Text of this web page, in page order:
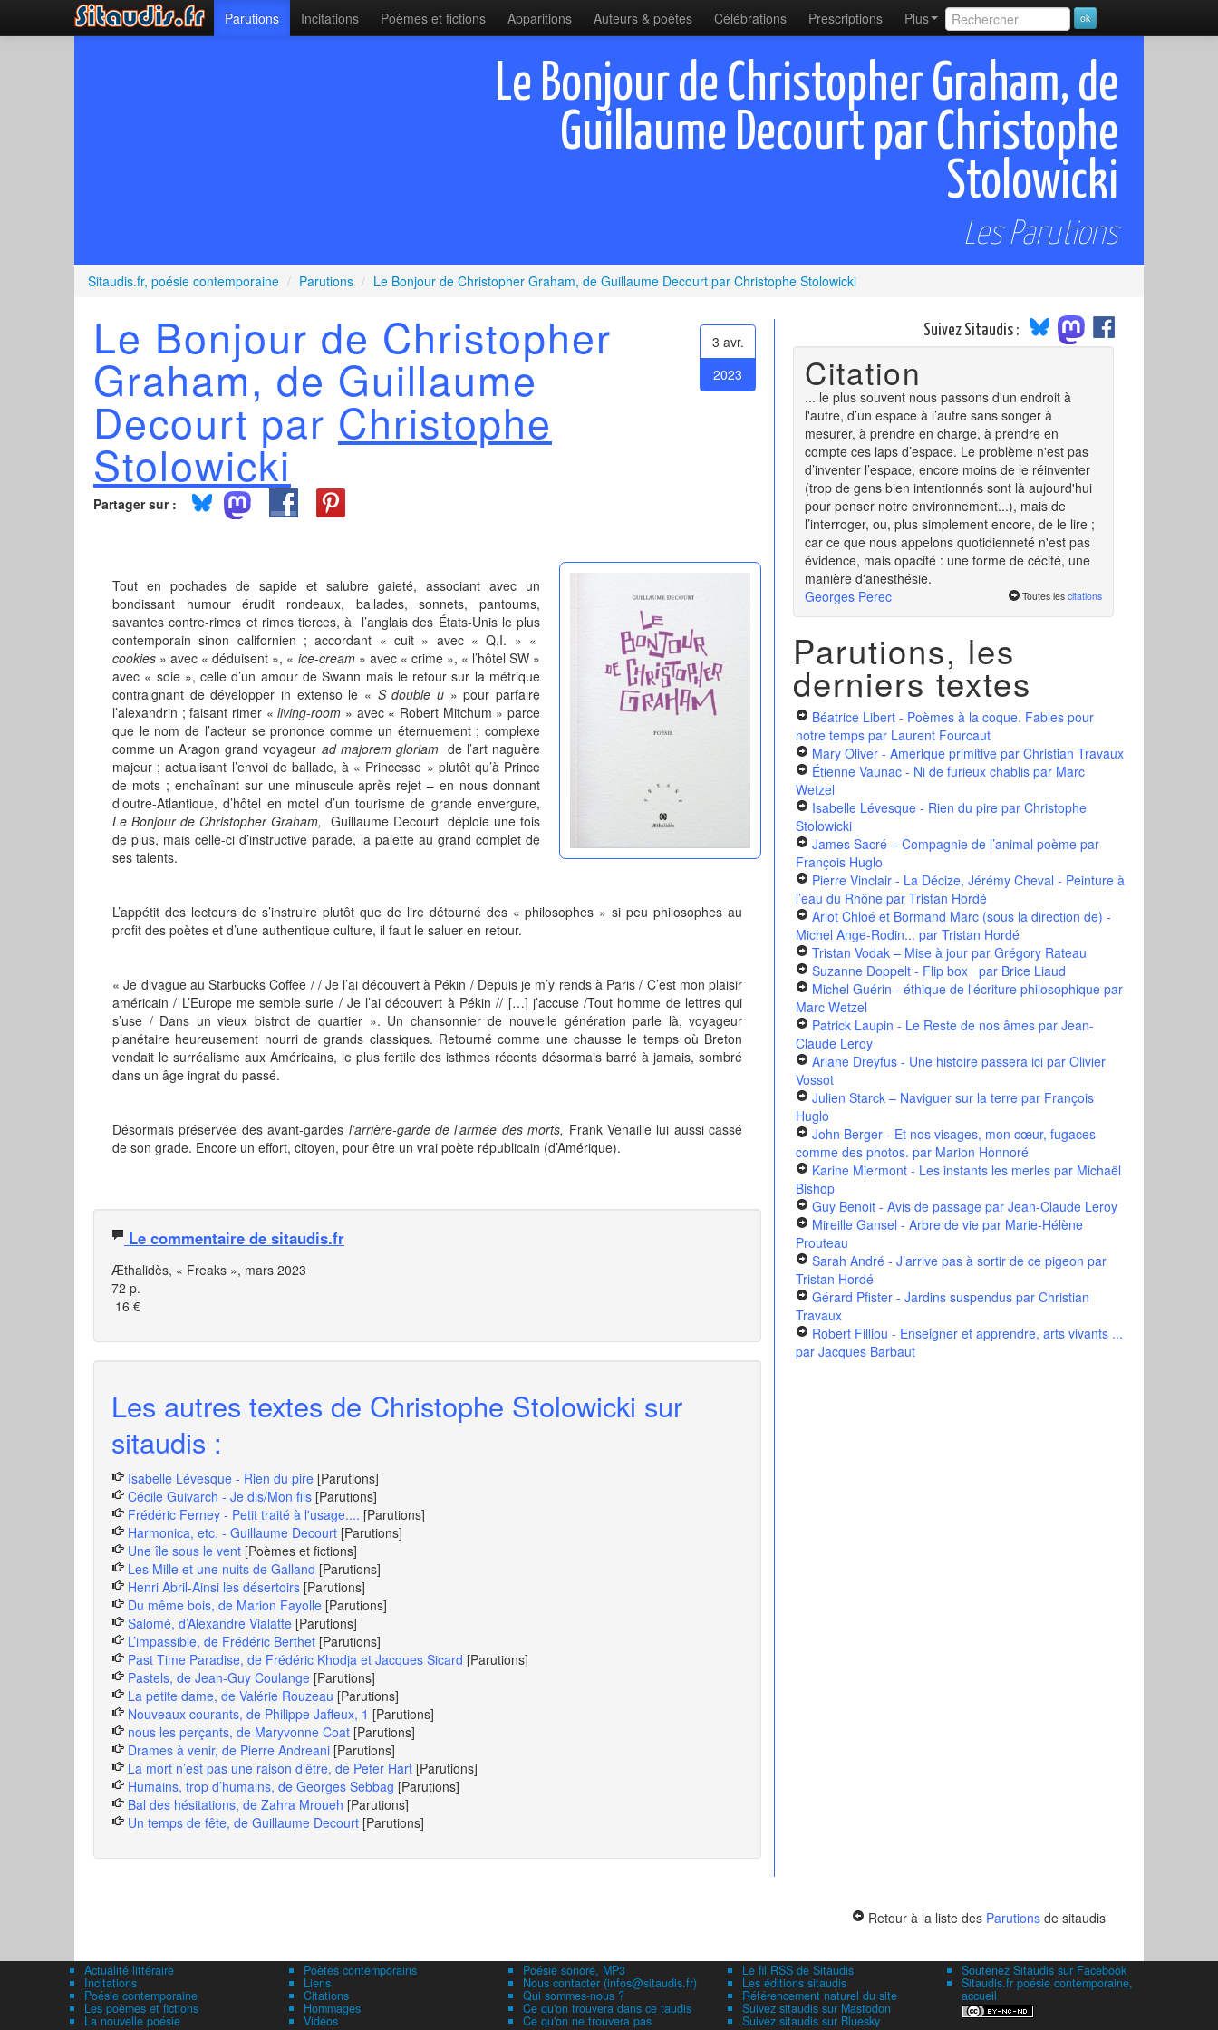
Parutions Incitations Poèmes et fictions Apparitions Auteurs & poètes Célébrations Prescriptions Plus
Le Bonjour de Christopher Graham, de
Guillaume Decourt par Christophe
Stolowicki
Les Parutions
Sitaudis.fr, poésie contemporaine / Parutions / Le Bonjour de Christopher Graham, de Guillaume Decourt par Christophe Stolowicki
3 avr.
2023
Le Bonjour de Christopher
Graham, de Guillaume
Decourt par Christophe
Stolowicki
Partager sur :
Tout en pochades de sapide et salubre gaieté, associant avec un
bondissant humour érudit rondeaux, ballades, sonnets, pantoums,
savantes contre-rimes et rimes tierces, à l’anglais des États-Unis le plus
contemporain sinon californien ; accordant « cuit » avec « Q.I. » «
cookies » avec « déduisent », « ice-cream» avec « crime », « l’hôtel SW »
avec « soie », celle d’un amour de Swann mais le retour sur la métrique
contraignant de développer in extenso le « S double u » pour parfaire
l’alexandrin ; faisant rimer «living-room » avec « Robert Mitchum » parce
que le nom de l’acteur se prononce comme un éternuement ; complexe
comme un Aragon grand voyageur ad majorem gloriamde l’art naguère
majeur ; actualisant l’envoi de ballade, à « Princesse » plutôt qu’à Prince
de mots ; enchaînant sur une minuscule après rejet – en nous donnant
d’outre-Atlantique, d’hôtel en motel d’un tourisme de grande envergure,
Le Bonjour de Christopher Graham,Guillaume Decourt déploie une fois
de plus, mais celle-ci d’instructive parade, la palette au grand complet de
ses talents.
L’appétit des lecteurs de s’instruire plutôt que de lire détourné des « philosophes » si peu philosophes au
profit des poètes et d’une authentique culture, il faut le saluer en retour.
« Je divague au Starbucks Coffee / / Je l’ai découvert à Pékin / Depuis je m’y rends à Paris / C’est mon plaisir
américain / L’Europe me semble surie / Je l’ai découvert à Pékin // […] j’accuse /Tout homme de lettres qui
s’use / Dans un vieux bistrot de quartier ». Un chansonnier de nouvelle génération parle là, voyageur
planétaire heureusement nourri de grands classiques. Retourné comme une chausse le temps où Breton
vendait le surréalisme aux Américains, le plus fertile des isthmes récents désormais barré à jamais, sombré
dans un âge ingrat du passé.
Désormais préservée des avant-gardes l’arrière-garde de l’armée des morts, Frank Venaille lui aussi cassé
de son grade. Encore un effort, citoyen, pour être un vrai poète républicain (d’Amérique).
Le commentaire de sitaudis.fr
Æthalidès, « Freaks », mars 2023
72 p.
16 €
Les autres textes de Christophe Stolowicki sur
sitaudis :
Isabelle Lévesque - Rien du pire [Parutions]
Cécile Guivarch - Je dis/Mon fils [Parutions]
Frédéric Ferney - Petit traité à l'usage.... [Parutions]
Harmonica, etc. - Guillaume Decourt [Parutions]
Une île sous le vent [Poèmes et fictions]
Les Mille et une nuits de Galland [Parutions]
Henri Abril-Ainsi les désertoirs [Parutions]
Du même bois, de Marion Fayolle [Parutions]
Salomé, d’Alexandre Vialatte [Parutions]
L’impassible, de Frédéric Berthet [Parutions]
Past Time Paradise, de Frédéric Khodja et Jacques Sicard [Parutions]
Pastels, de Jean-Guy Coulange [Parutions]
La petite dame, de Valérie Rouzeau [Parutions]
Nouveaux courants, de Philippe Jaffeux, 1 [Parutions]
nous les perçants, de Maryvonne Coat [Parutions]
Drames à venir, de Pierre Andreani [Parutions]
La mort n’est pas une raison d’être, de Peter Hart [Parutions]
Humains, trop d’humains, de Georges Sebbag [Parutions]
Bal des hésitations, de Zahra Mroueh [Parutions]
Un temps de fête, de Guillaume Decourt [Parutions]
Suivez Sitaudis :
Citation
... le plus souvent nous passons d'un endroit à
l'autre, d’un espace à l’autre sans songer à
mesurer, à prendre en charge, à prendre en
compte ces laps d’espace. Le problème n'est pas
d’inventer l’espace, encore moins de le réinventer
(trop de gens bien intentionnés sont là aujourd'hui
pour penser notre environnement...), mais de
l’interroger, ou, plus simplement encore, de le lire ;
car ce que nous appelons quotidienneté n'est pas
évidence, mais opacité : une forme de cécité, une
manière d'anesthésie.
Georges Perec
Toutes les citations
Parutions, les
derniers textes
Béatrice Libert - Poèmes à la coque. Fables pour
notre tempspar Laurent Fourcaut
Mary Oliver - Amérique primitivepar Christian Travaux
Étienne Vaunac - Ni de furieux chablispar Marc
Wetzel
Isabelle Lévesque - Rien du pirepar Christophe
Stolowicki
James Sacré – Compagnie de l’animal poèmepar
François Huglo
Pierre Vinclair - La Décize, Jérémy Cheval - Peinture à
l’eau du Rhônepar Tristan Hordé
Ariot Chloé et Bormand Marc (sous la direction de) -
Michel Ange-Rodin... par Tristan Hordé
Tristan Vodak – Mise à jourpar Grégory Rateau
Suzanne Doppelt - Flip box par Brice Liaud
Michel Guérin - éthique de l'écriture philosophiquepar
Marc Wetzel
Patrick Laupin - Le Reste de nos âmespar Jean-
Claude Leroy
Ariane Dreyfus - Une histoire passera icipar Olivier
Vossot
Julien Starck – Naviguer sur la terrepar François
Huglo
John Berger - Et nos visages, mon cœur, fugaces
comme des photos. par Marion Honnoré
Karine Miermont - Les instants les merlespar Michaël
Bishop
Guy Benoit - Avis de passagepar Jean-Claude Leroy
Mireille Gansel - Arbre de viepar Marie-Hélène
Prouteau
Sarah André - J’arrive pas à sortir de ce pigeon par
Tristan Hordé
Gérard Pfister - Jardins suspenduspar Christian
Travaux
Robert Filliou - Enseigner et apprendre, arts vivants ...
par Jacques Barbaut
Retour à la liste des Parutions de sitaudis
Actualité littéraire
Incitations
Poésie contemporaine
Les poèmes et fictions
La nouvelle poésie
Poètes contemporains
Liens
Citations
Hommages
Vidéos
Poésie sonore, MP3
Nous contacter (infos@sitaudis.fr)
Qui sommes-nous ?
Ce qu'on trouvera dans ce taudis
Ce qu'on ne trouvera pas
Le fil RSS de Sitaudis
Les éditions sitaudis
Référencement naturel du site
Suivez sitaudis sur Mastodon
Suivez sitaudis sur Bluesky
Soutenez Sitaudis sur Facebook
Sitaudis.fr poésie contemporaine,
accueil